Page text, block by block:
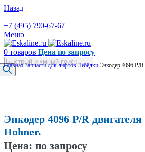
Назад
+7 (495) 790-67-67
Меню
0 товаров Цена по запросу
Поиск
товаров
ГлавнаяЗапчасти для лифтовЛебёдки Энкодер 4096 P/R
Энкодер 4096 P/R
Hohner.
Цена: по запросу